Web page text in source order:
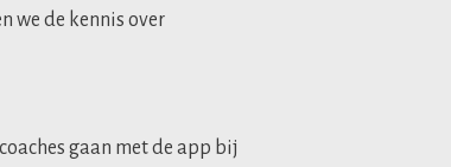
we de kennis over
gaan met de app bij